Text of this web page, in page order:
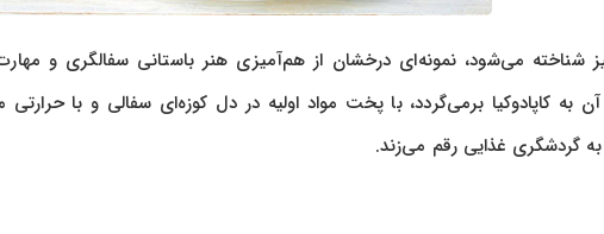
شناخته می‌شود، نمونه‌ای درخشان از هم‌آمیزی هنر باستانی سفالگری و
کاپادوکیا برمی‌گردد، با پخت مواد اولیه در دل کوزه‌ای سفالی و با حرارتی
گردشگری غذایی رقم می‌زند.